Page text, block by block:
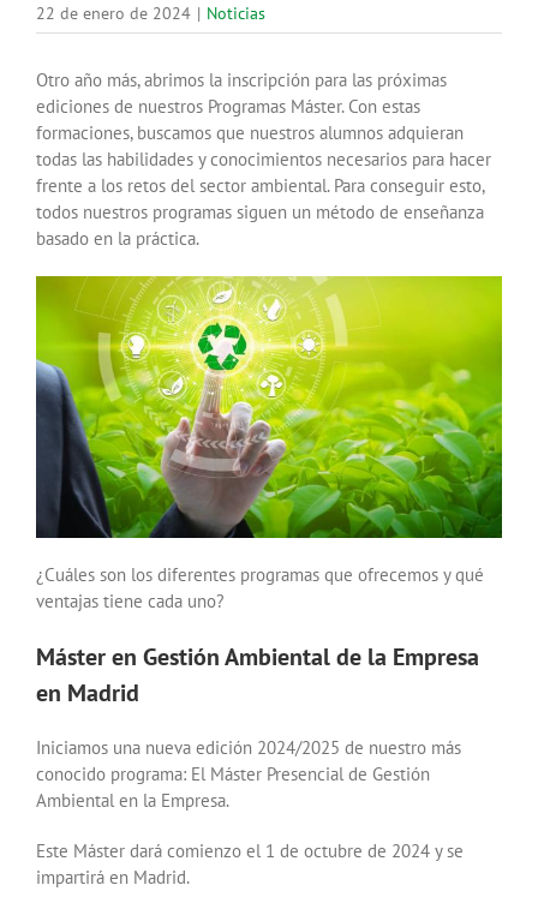
22 de enero de 2024 | Noticias
Otro año más, abrimos la inscripción para las próximas
ediciones de nuestros Programas Máster. Con estas
formaciones, buscamos que nuestros alumnos adquieran
todas las habilidades y conocimientos necesarios para hacer
frente a los retos del sector ambiental. Para conseguir esto,
todos nuestros programas siguen un método de enseñanza
basado en la práctica.
¿Cuáles son los diferentes programas que ofrecemos y qué
ventajas tiene cada uno?
Máster en Gestión Ambiental de la Empresa
en Madrid
Iniciamos una nueva edición 2024/2025 de nuestro más
conocido programa: El Máster Presencial de Gestión
Ambiental en la Empresa.
Este Máster dará comienzo el 1 de octubre de 2024 y se
impartirá en Madrid.